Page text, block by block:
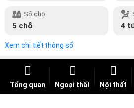
Số chỗ
5 chỗ 4
Xem chi tiết thông số
Tổng quan Ngoại thất Nội thất